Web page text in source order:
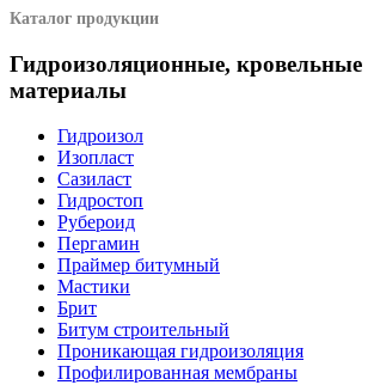
Каталог продукции
Гидроизоляционные, кровельные
материалы
Гидроизол
Изопласт
Сазиласт
Гидростоп
Рубероид
Пергамин
Праймер битумный
Мастики
Брит
Битум строительный
Проникающая гидроизоляция
Профилированная мембраны